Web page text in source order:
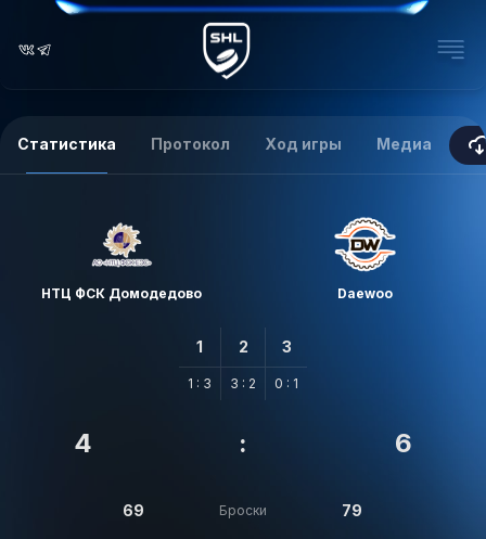
Статистика Протокол Ход игры Медиа
НТЦ ФСК Домодедово Daewoo
1
1 : 3
2
3 : 2
3
0 : 1
4 : 6
69 Броски 79